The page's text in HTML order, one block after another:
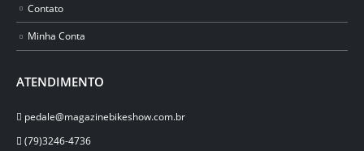
Contato
Minha Conta
ATENDIMENTO
pedale@magazinebikeshow.com.br
(79)3246-4736